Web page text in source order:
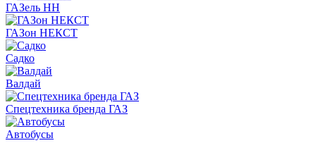
ГАЗель НН
ГАЗон НЕКСТ
Садко
Валдай
Спецтехника бренда ГАЗ
Автобусы